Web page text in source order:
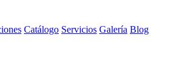
Catálogo Servicios Galería Blog